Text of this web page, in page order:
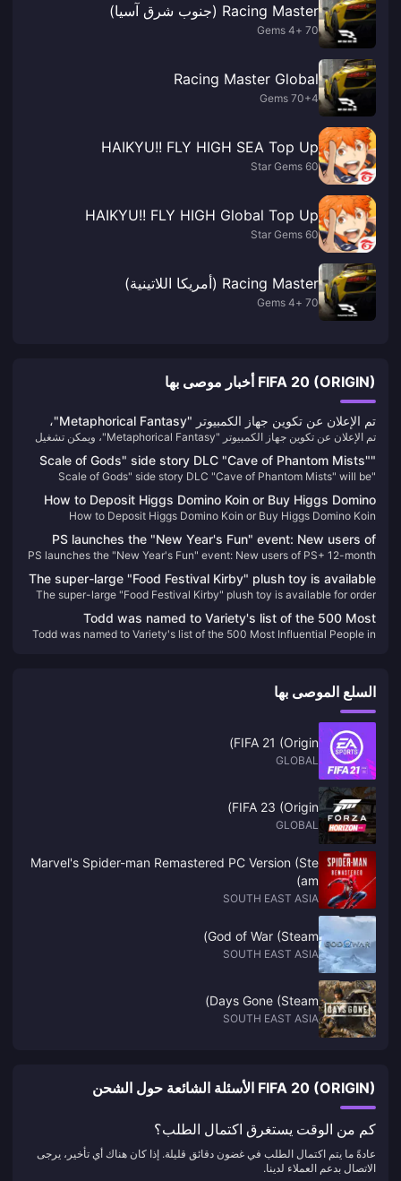
Racing Master (جنوب شرق آسيا)
70 +4 Gems
Racing Master Global
70+4 Gems
HAIKYU!! FLY HIGH SEA Top Up
60 Star Gems
HAIKYU!! FLY HIGH Global Top Up
60 Star Gems
Racing Master (أمريكا اللاتينية)
70 +4 Gems
FIFA 20 (ORIGIN) أخبار موصى بها
تم الإعلان عن تكوين جهاز الكمبيوتر "Metaphorical Fantasy"،
ويمكن تشغيل الحد الأدنى من GTX 750
تم الإعلان عن تكوين جهاز الكمبيوتر "Metaphorical Fantasy"، ويمكن تشغيل
"Scale of Gods" side story DLC "Cave of Phantom Mists"
will be released on February 13
"Scale of Gods" side story DLC "Cave of Phantom Mists" will be
How to Deposit Higgs Domino Koin or Buy Higgs Domino
Koin
How to Deposit Higgs Domino Koin or Buy Higgs Domino Koin
PS launches the "New Year's Fun" event: New users of
PS+ 12-month 2-level membership are discounted at 40%
off
PS launches the "New Year's Fun" event: New users of PS+ 12-month
The super-large "Food Festival Kirby" plush toy is available
for order today
The super-large "Food Festival Kirby" plush toy is available for order
Todd was named to Variety's list of the 500 Most
Influential People in the Global Media Industry
Todd was named to Variety's list of the 500 Most Influential People in
السلع الموصى بها
FIFA 21 (Origin)
GLOBAL
FIFA 23 (Origin)
GLOBAL
Marvel's Spider-man Remastered PC Version (Ste
am)
SOUTH EAST ASIA
God of War (Steam)
SOUTH EAST ASIA
Days Gone (Steam)
SOUTH EAST ASIA
FIFA 20 (ORIGIN) الأسئلة الشائعة حول الشحن
كم من الوقت يستغرق اكتمال الطلب؟
عادةً ما يتم اكتمال الطلب في غضون دقائق قليلة. إذا كان هناك أي تأخير، يرجى
الاتصال بدعم العملاء لدينا.